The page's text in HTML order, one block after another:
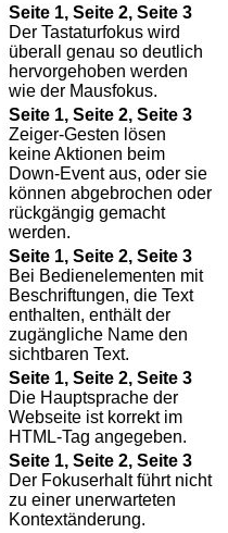
Seite 1, Seite 2, Seite 3
Der Tastaturfokus wird
überall genau so deutlich
hervorgehoben werden
wie der Mausfokus.
Seite 1, Seite 2, Seite 3
Zeiger-Gesten lösen
keine Aktionen beim
Down-Event aus, oder sie
können abgebrochen oder
rückgängig gemacht
werden.
Seite 1, Seite 2, Seite 3
Bei Bedienelementen mit
Beschriftungen, die Text
enthalten, enthält der
zugängliche Name den
sichtbaren Text.
Seite 1, Seite 2, Seite 3
Die Hauptsprache der
Webseite ist korrekt im
HTML-Tag angegeben.
Seite 1, Seite 2, Seite 3
Der Fokuserhalt führt nicht
zu einer unerwarteten
Kontextänderung.